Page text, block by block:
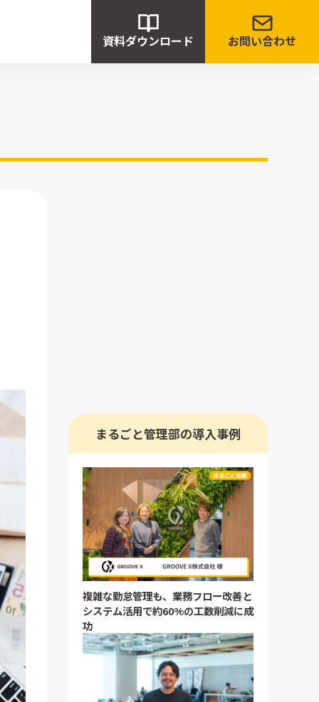
資料ダウンロード お問い合わせ
まるごと管理部の導入事例
複雑な勤怠管理も、業務フロー改善と
システム活用で約60%の工数削減に成
功